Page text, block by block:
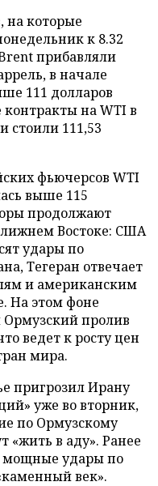
на которые
к 8.32
прибавляли
в начале
111 долларов
на WTI в
стоили 111,53
фьючерсов WTI
выше 115
продолжают
Востоке: США
удары по
Тегеран отвечает
и американским
На этом фоне
Ормузский пролив
ведет к росту цен
мира.
пригрозил Ирану
уже во вторник,
по Ормузскому
«жить в аду». Ранее
мощные удары по
век».